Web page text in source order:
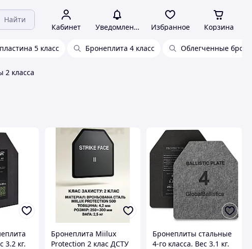
Найти
Кабинет Уведомления Избранное Корзина
5 класс Бронеплита 4 класс Облегченные
2 класса
3.2 кг.
Бронеплита Miilux
Protection 2 клас ДСТУ
Бронеплиты стальные
4-го класса. Вес 3.1 кг.